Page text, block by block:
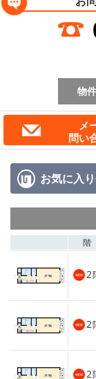
物
メ
問い
お気に入り
階
2
2
2